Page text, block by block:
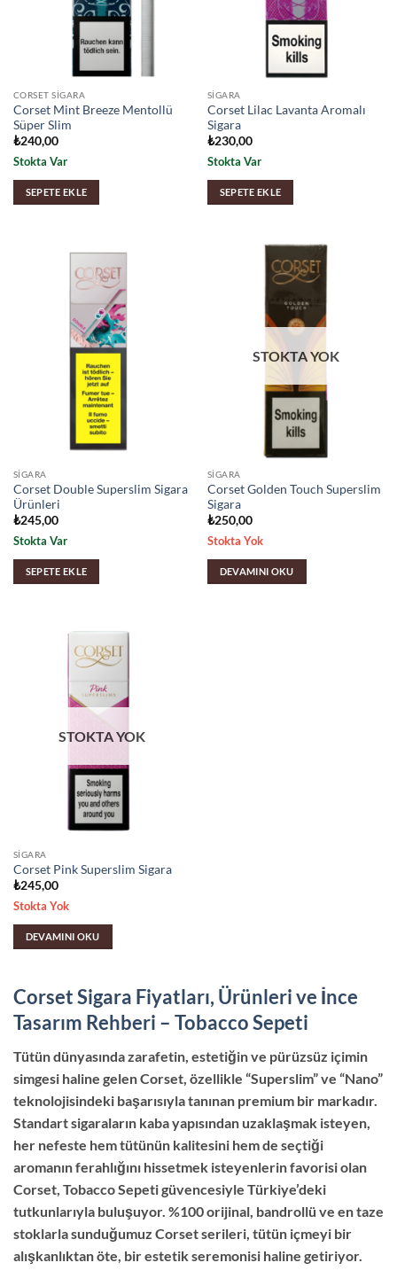
CORSET SIGARA
Corset Mint Breeze Mentollü
Süper Slim
₺240,00
Stokta Var
SEPETE EKLE
SIGARA
Corset Lilac Lavanta Aromalı
Sigara
₺230,00
Stokta Var
SEPETE EKLE
SIGARA
Corset Double Superslim Sigara
Ürünleri
₺245,00
Stokta Var
SEPETE EKLE
STOKTA YOK
SIGARA
Corset Golden Touch Superslim
Sigara
₺250,00
Stokta Yok
DEVAMINI OKU
STOKTA YOK
SIGARA
Corset Pink Superslim Sigara
₺245,00
Stokta Yok
DEVAMINI OKU
Corset Sigara Fiyatları, Ürünleri ve İnce
Tasarım Rehberi – Tobacco Sepeti
Tütün dünyasında zarafetin, estetiğin ve pürüzsüz içimin
simgesi haline gelen Corset, özellikle “Superslim” ve “Nano”
teknolojisindeki başarısıyla tanınan premium bir markadır.
Standart sigaraların kaba yapısından uzaklaşmak isteyen,
her nefeste hem tütünün kalitesini hem de seçtiği
aromanın ferahlığını hissetmek isteyenlerin favorisi olan
Corset, Tobacco Sepeti güvencesiyle Türkiye’deki
tutkunlarıyla buluşuyor. %100 orijinal, bandrollü ve en taze
stoklarla sunduğumuz Corset serileri, tütün içmeyi bir
alışkanlıktan öte, bir estetik seremonisi haline getiriyor.